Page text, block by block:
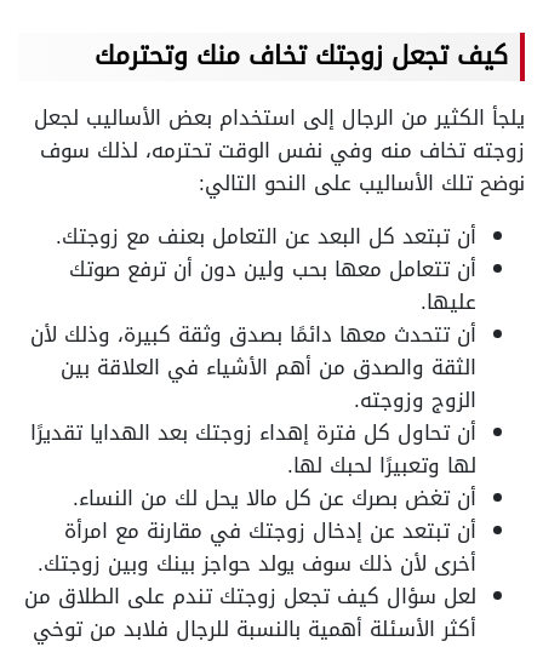
كيف تجعل زوجتك تخاف منك وتحترمك
يلجأ الكثير من الرجال إلى استخدام بعض الأساليب لجعل
زوجته تخاف منه وفي نفس الوقت تحترمه، لذلك سوف
نوضح تلك الأساليب على النحو التالي:
أن تبتعد كل البعد عن التعامل بعنف مع زوجتك.
أن تتعامل معها بحب ولين دون أن ترفع صوتك
عليها.
أن تتحدث معها دائمًا بصدق وثقة كبيرة، وذلك لأن
الثقة والصدق من أهم الأشياء في العلاقة بين
الزوج وزوجته.
أن تحاول كل فترة إهداء زوجتك بعد الهدايا تقديرًا
لها وتعبيرًا لحبك لها.
أن تغض بصرك عن كل مالا يحل لك من النساء.
أن تبتعد عن إدخال زوجتك في مقارنة مع امرأة
أخرى لأن ذلك سوف يولد حواجز بينك وبين زوجتك.
لعل سؤال كيف تجعل زوجتك تندم على الطلاق من
أكثر الأسئلة أهمية بالنسبة للرجال فلابد من توخي